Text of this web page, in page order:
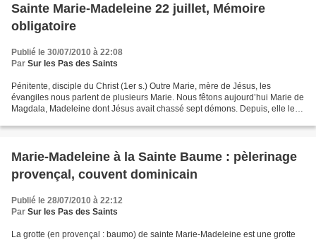
Sainte Marie-Madeleine 22 juillet, Mémoire
obligatoire
Publié le 30/07/2010 à 22:08
Par Sur les Pas des Saints
Pénitente, disciple du Christ (1er s.) Outre Marie, mère de Jésus, les
évangiles nous parlent de plusieurs Marie. Nous fêtons aujourd’hui Marie de
Magdala, Madeleine dont Jésus avait chassé sept démons. Depuis, elle le
Marie-Madeleine à la Sainte Baume : pèlerinage
provençal, couvent dominicain
Publié le 28/07/2010 à 22:12
Par Sur les Pas des Saints
La grotte (en provençal : baumo) de sainte Marie-Madeleine est une grotte